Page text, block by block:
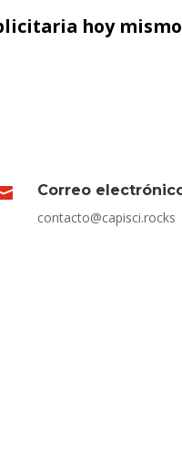
hoy
Correo
contacto@capisci.rocks